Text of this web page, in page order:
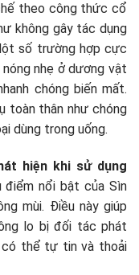
theo công thức cổ
không gây tác dụng
số trường hợp cực
nhẹ ở dương vật
chóng biến mất.
toàn thân như chóng
dùng trong uống.
hiện khi sử dụng
điểm nổi bật của Sìn
mùi. Điều này giúp
lo bị đối tác phát
có thể tự tin và thoải